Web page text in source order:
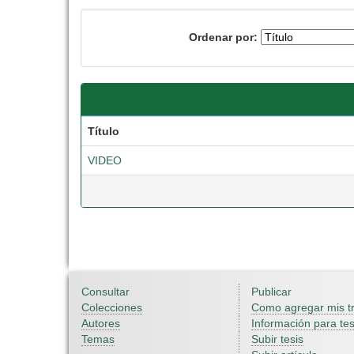
Ordenar por:
Título
VIDEO
Consultar
Colecciones
Autores
Temas
Publicar
Como agregar mis
Información para
Subir tesis